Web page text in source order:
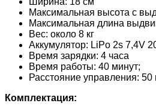
Максимальная высота с
Максимальная длина
Вес: около 8 кг
Аккумулятор: LiPo 2s 7,4V
Время зарядки: 4 часа
Время работы: 40 минут;
Расстояние управления: 50
Комплектация: